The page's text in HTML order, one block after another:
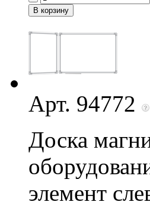
Арт. 94772
Доска
элемент